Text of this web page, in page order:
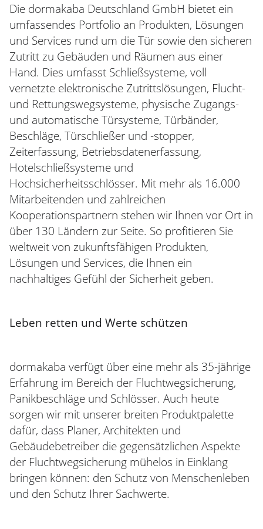
Die dormakaba Deutschland GmbH bietet ein
umfassendes Portfolio an Produkten, Lösungen
und Services rund um die Tür sowie den sicheren
Zutritt zu Gebäuden und Räumen aus einer
Hand. Dies umfasst Schließsysteme, voll
vernetzte elektronische Zutrittslösungen, Flucht-
und Rettungswegsysteme, physische Zugangs-
und automatische Türsysteme, Türbänder,
Beschläge, Türschließer und -stopper,
Zeiterfassung, Betriebsdatenerfassung,
Hotelschließsysteme und
Hochsicherheitsschlösser. Mit mehr als 16.000
Mitarbeitenden und zahlreichen
Kooperationspartnern stehen wir Ihnen vor Ort in
über 130 Ländern zur Seite. So profitieren Sie
weltweit von zukunftsfähigen Produkten,
Lösungen und Services, die Ihnen ein
nachhaltiges Gefühl der Sicherheit geben.
Leben retten und Werte schützen
dormakaba verfügt über eine mehr als 35-jährige
Erfahrung im Bereich der Fluchtwegsicherung,
Panikbeschläge und Schlösser. Auch heute
sorgen wir mit unserer breiten Produktpalette
dafür, dass Planer, Architekten und
Gebäudebetreiber die gegensätzlichen Aspekte
der Fluchtwegsicherung mühelos in Einklang
bringen können: den Schutz von Menschenleben
und den Schutz Ihrer Sachwerte.